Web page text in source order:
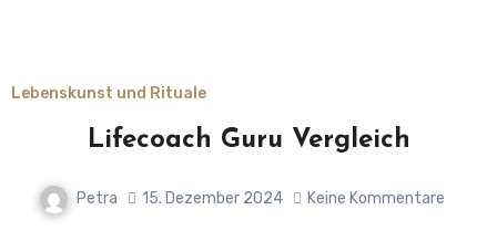
Lebenskunst und Rituale
Lifecoach Guru Vergleich
Petra 15. Dezember 2024 Keine Kommentare